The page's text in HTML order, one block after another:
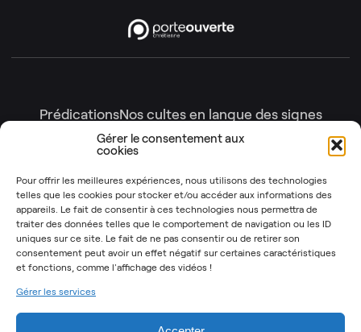
Gérer le consentement aux
cookies
Pour offrir les meilleures expériences, nous utilisons des technologies
telles que les cookies pour stocker et/ou accéder aux informations des
appareils. Le fait de consentir à ces technologies nous permettra de
traiter des données telles que le comportement de navigation ou les ID
uniques sur ce site. Le fait de ne pas consentir ou de retirer son
consentement peut avoir un effet négatif sur certaines caractéristiques
et fonctions, comme l'affichage des vidéos !
Gérer les services
PrédicationsNos cultes en langue des signes
Nos cultes en intégralité
Génération enfants
Les Instants Post-It
Nos émissions
OSYR – Dernière saison
OSYR – Autres saisons
Notre Rendez-Vous
T’as 2 minutes
Politique de cookies (UE)